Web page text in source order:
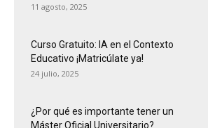
11 agosto, 2025
Curso Gratuito: IA en el Contexto
Educativo ¡Matricúlate ya!
24 julio, 2025
¿Por qué es importante tener un
Máster Oficial Universitario?